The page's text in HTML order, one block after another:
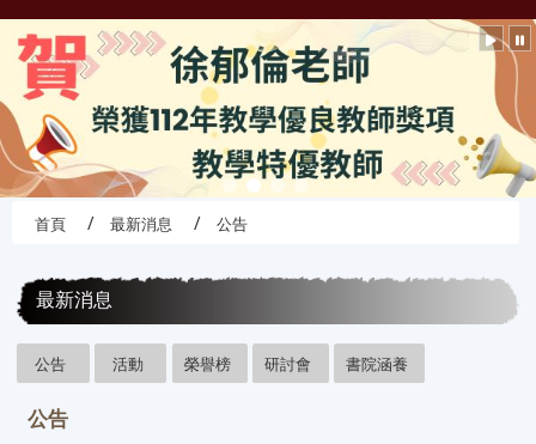
首頁 最新消息 公告
最新消息
公告 活動 榮譽榜 研討會 書院涵養
公告